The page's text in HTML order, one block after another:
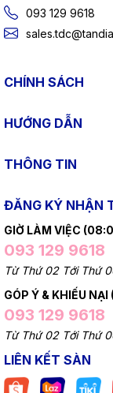
093 129 9618
CHÍNH SÁCH
HƯỚNG DẪN
THÔNG TIN
ĐĂNG KÝ NHẬN
GIỜ LÀM VIỆC
093 129 9618
Từ Thứ 02 Tới Thứ
GÓP Ý & KHIẾU
093 129 9618
Từ Thứ 02 Tới Thứ
LIÊN KẾT SÀN